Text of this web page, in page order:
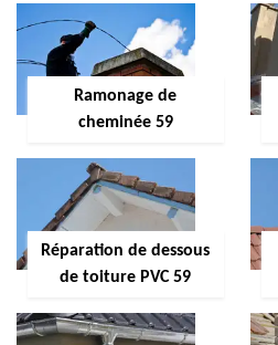
Ramonage de
cheminée 59
Réparation de dessous
de toiture PVC 59